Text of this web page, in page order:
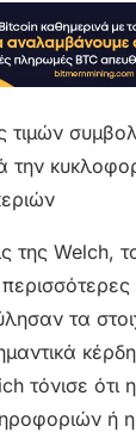
της Welch,
τα
τόνισε ότι
ή